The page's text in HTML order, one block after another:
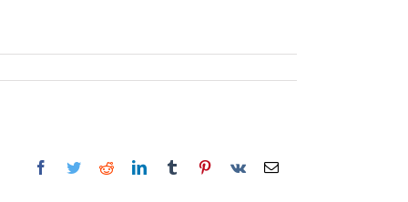
Facebook
TwitterRedditLinkedInTumblr Pinterest
Vk
E-